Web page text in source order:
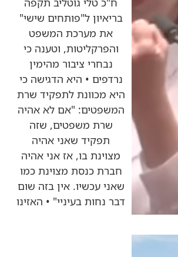
בריאיון ל"פותחים שישי"
את מערכת המשפט
והפרקליטות, וטענה כי
נבחרי ציבור מהימין
נרדפים • היא הדגישה כי
היא מכוונת לתפקיד שרת
המשפטים: "אם לא אהיה
שרת משפטים, שזה
תפקיד שאני אהיה
מצוינת בו, אז אני אהיה
חברת כנסת מצוינת כמו
שאני עכשיו. אין בזה שום
דבר נחות בעיניי" • האזינו